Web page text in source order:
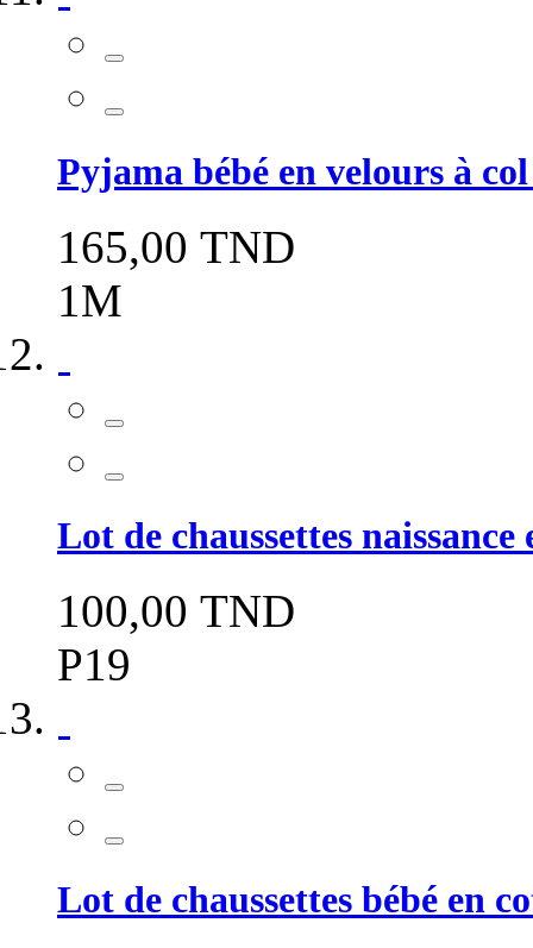
Pyjama bébé en velours à
165,00 TND
1M
Lot de chaussettes
100,00 TND
P19
Lot de chaussettes bébé en